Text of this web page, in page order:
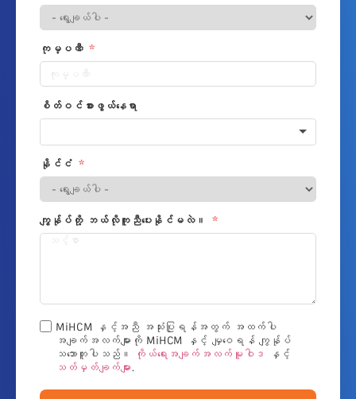
ကုမ္ပဏီ
စိတ်ဝင်စားဖွယ်နေရာ
နိုင်ငံ
ကျွန်ုပ်တို့ ဘယ်လိုကူညီပေးနိုင်မလဲ။
MiHCM နှင့်အညီ အသုံးပြုရန်အတွက် အထက်ပါ
အချက်အလက်များကို MiHCM နှင့် မျှဝေရန် ကျွန်ုပ်
သဘောတူပါသည်။
ကိုယ်ရေးအချက်အလက်မူဝါဒ
နှင့်
သတ်မှတ်ချက်များ.